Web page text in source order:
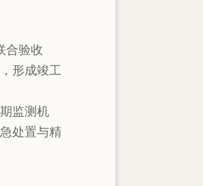
合验收
形成竣工
监测机
处置与精